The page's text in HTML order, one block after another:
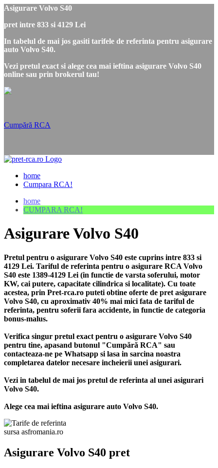
Asigurare Volvo S40
pret intre 833 si 4129 Lei
In tabelul de mai jos gasiti tarifele de referinta pentru asigurare
auto Volvo S40.
Vezi pretul exact si alege cea mai ieftina asigurare Volvo S40
online sau prin brokerul tau!
Cumpără RCA
home
Cumpara RCA!
home
CUMPARA RCA!
Asigurare Volvo S40
Pretul pentru o asigurare Volvo S40 este cuprins intre 833 si
4129 Lei. Tariful de referinta pentru o asigurare RCA Volvo
S40 este 1389-4129 Lei (in functie de varsta soferului, motor
KW, cai putere, capacitate cilindrica si localitate). Cu toate
acestea, prin Pret-rca.ro puteti obtine oferte de pret asigurare
Volvo S40, cu aproximativ 40% mai mici fata de tariful de
referinta, pentru soferii fara accidente, in functie de categoria
bonus-malus.
Verifica singur pretul exact pentru o asigurare Volvo S40
pentru tine, apasand butonul "Cumpără RCA" sau
contacteaza-ne pe Whatsapp si lasa in sarcina noastra
completarea datelor necesare incheierii unei asigurari.
Vezi in tabelul de mai jos pretul de referinta al unei asigurari
Volvo S40.
Alege cea mai ieftina asigurare auto Volvo S40.
sursa asfromania.ro
Asigurare Volvo S40 pret